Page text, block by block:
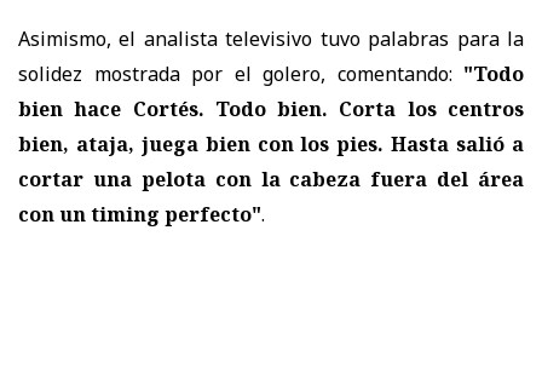
Asimismo, el analista televisivo tuvo palabras para la
solidez mostrada por el golero, comentando: "Todo
bien hace Cortés. Todo bien. Corta los centros
bien, ataja, juega bien con los pies. Hasta salió a
cortar una pelota con la cabeza fuera del área
con un timing perfecto".